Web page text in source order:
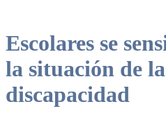
Escolares se
la situación de
discapacidad